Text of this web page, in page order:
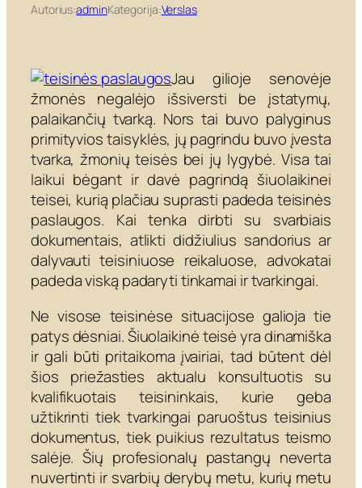
Autorius:adminKategorija:Verslas
Jau gilioje senovėje
žmonės negalėjo išsiversti be įstatymų,
palaikančių tvarką. Nors tai buvo palyginus
primityvios taisyklės, jų pagrindu buvo įvesta
tvarka, žmonių teisės bei jų lygybė. Visa tai
laikui bėgant ir davė pagrindą šiuolaikinei
teisei, kurią plačiau suprasti padeda teisinės
paslaugos. Kai tenka dirbti su svarbiais
dokumentais, atlikti didžiulius sandorius ar
dalyvauti teisiniuose reikaluose, advokatai
padeda viską padaryti tinkamai ir tvarkingai.
Ne visose teisinėse situacijose galioja tie
patys dėsniai. Šiuolaikinė teisė yra dinamiška
ir gali būti pritaikoma įvairiai, tad būtent dėl
šios priežasties aktualu konsultuotis su
kvalifikuotais teisininkais, kurie geba
užtikrinti tiek tvarkingai paruoštus teisinius
dokumentus, tiek puikius rezultatus teismo
salėje. Šių profesionalų pastangų neverta
nuvertinti ir svarbių derybų metu, kurių metu